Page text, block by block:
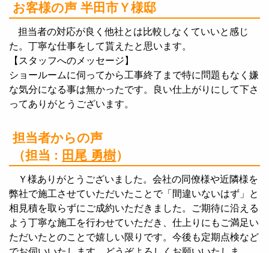
お客様の声 半田市Ｙ様邸
担当者の対応が良く他社とは比較しなくていいと感じ
た。丁寧な仕事をして貰えたと思います。
【スタッフへのメッセージ】
ショールームに伺ってから工事終了まで特に問題もなく嫌
な気分になる事は無かったです。良い仕上がりにして下さ
ってありがとうございます。
担当者からの声
（担当 : 田尾 勇樹）
Ｙ様ありがとうございました。会社の同僚様や近隣様を
弊社で施工させていただいたことで「間違いないはず」と
相見積を取らずにご成約いただきました。ご期待に沿える
よう丁寧な施工を行わせていただき、仕上りにもご満足い
ただいたとのことで嬉しい限りです。今後も定期点検など